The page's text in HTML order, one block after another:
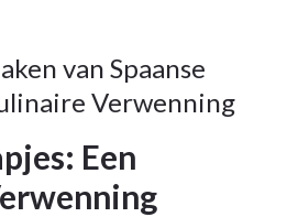
van Spaanse
Verwenning
Een